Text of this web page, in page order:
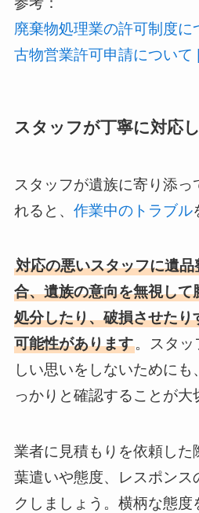
廃棄物処理業の許可制度に
古物営業許可申請について
スタッフが丁寧に対応
スタッフが遺族に寄り添っ
れると、 作業中のトラブル
対応の悪いスタッフに遺
合、遺族の意向を無視して
処分したり、破損させたり
可能性があります。スタッ
しい思いをしないためにも
っかりと確認することが大
業者に見積もりを依頼した
葉遣いや態度、レスポンス
クしましょう。横柄な態度